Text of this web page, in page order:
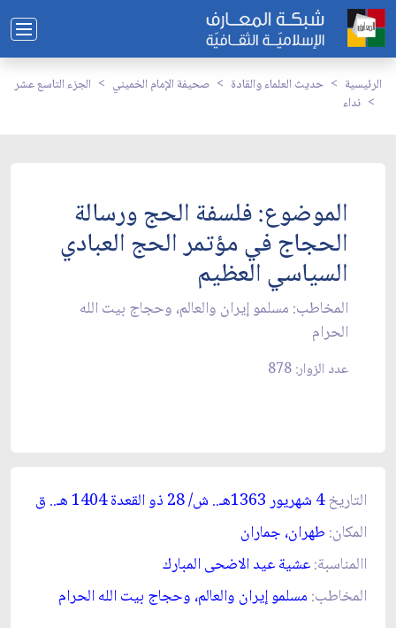
الرئيسية حديث العلماء والقادة صحيفة الإمام الخميني
الجزء التاسع عشر
نداء
الموضوع: فلسفة الحج ورسالة
الحجاج في مؤتمر الحج العبادي
السياسي العظيم‏
المخاطب: مسلمو إيران والعالم، وحجاج بيت الله
الحرام‏
عدد الزوار: 878
التاريخ4 شهريور 1363هـ.. ش/ 28 ذو القعدة 1404 هـ.. ق‏
المكان: طهران، جماران‏
االمناسبة:عشية عيد الاضحى المبارك‏
المخاطب: مسلمو إيران والعالم، وحجاج بيت الله الحرام‏